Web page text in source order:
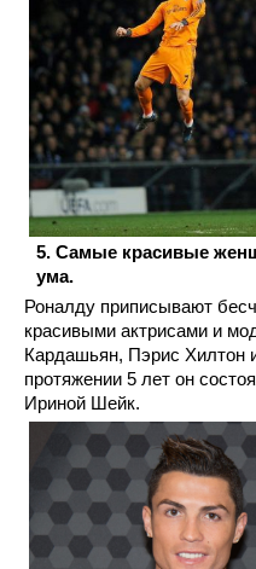
Самые красивые
ума.
Роналду приписывают
красивыми актрисами и
Кардашьян, Пэрис Хилтон
протяжении 5 лет он
Ириной Шейк.